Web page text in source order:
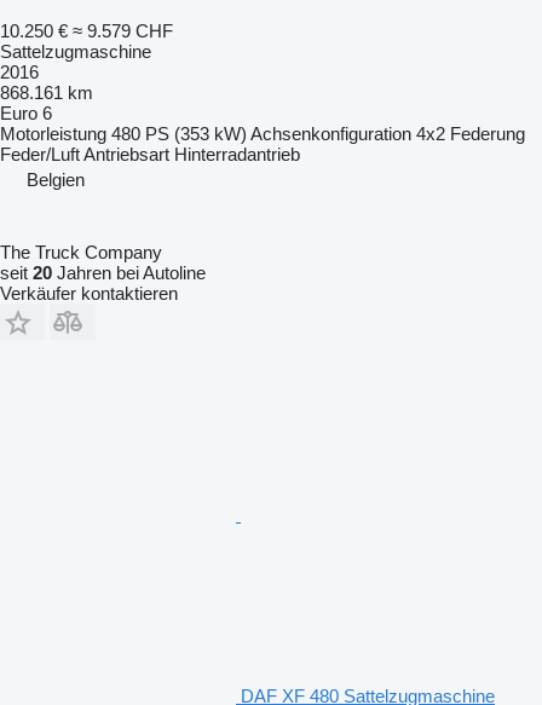
10.250 € ≈ 9.579 CHF
Sattelzugmaschine
2016
868.161 km
Euro 6
Motorleistung 480 PS (353 kW) Achsenkonfiguration 4x2 Federung
Feder/LuftAntriebsart Hinterradantrieb
Belgien
The Truck Company
seit 20 Jahren bei Autoline
Verkäufer kontaktieren
DAF XF 480 Sattelzugmaschine